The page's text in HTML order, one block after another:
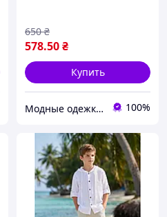
578.50₴
650 ₴
Купить
Модные одежки для меня и крошки 100%